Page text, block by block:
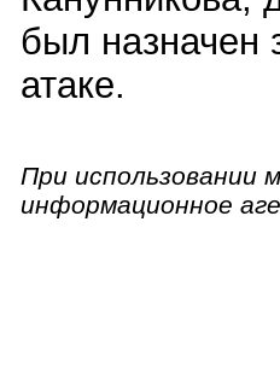
был назначен
атаке.
При использовании
информационное